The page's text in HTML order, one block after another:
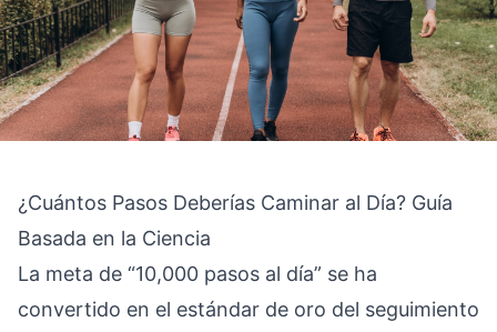
¿Cuántos Pasos Deberías Caminar al Día? Guía
Basada en la Ciencia
La meta de “10,000 pasos al día” se ha
convertido en el estándar de oro del seguimiento